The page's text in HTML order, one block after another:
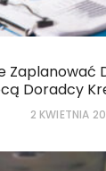
Zaplanować
Doradcy
2 KWIETNIA